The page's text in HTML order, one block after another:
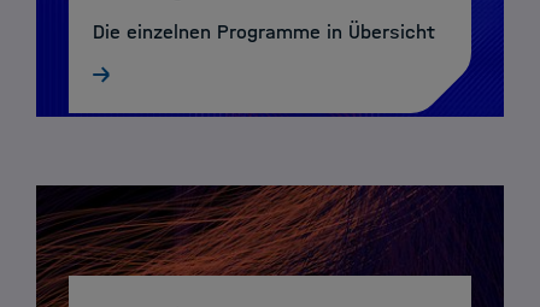
Die einzelnen Programme in Übersicht